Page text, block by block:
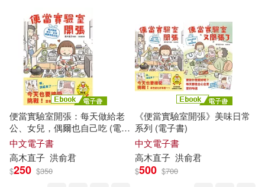
便當實驗室開張：每天做給老
公、女兒，偶爾也自己吃 (電子
書)
中文電子書
高木直子 洪俞君
$250 $350
《便當實驗室開張》美味日常
系列 (電子書)
中文電子書
高木直子 洪俞君
$500 $700